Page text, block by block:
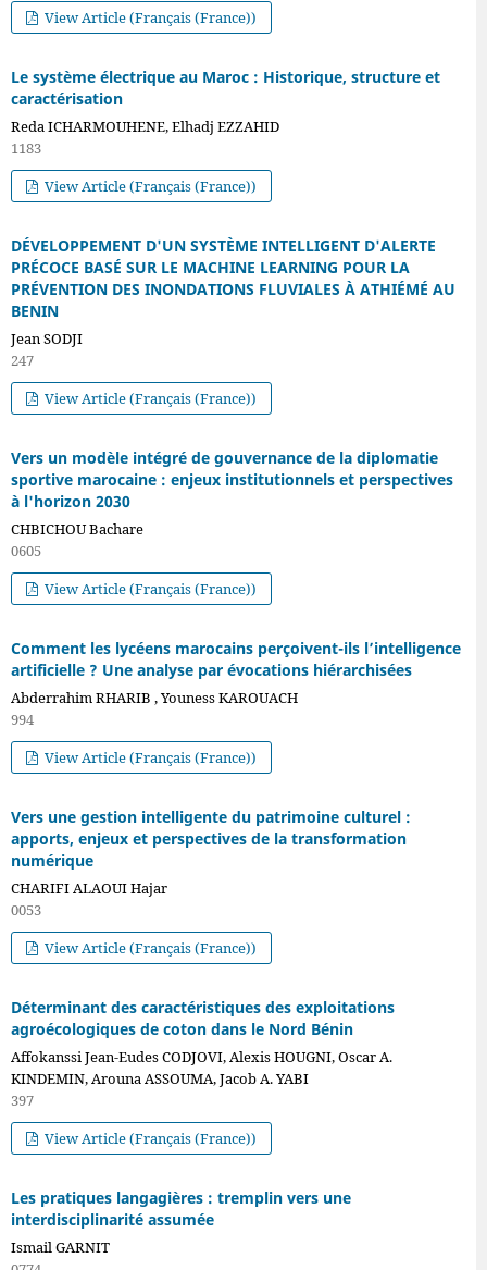
View Article (Français (France))
Le système électrique au Maroc : Historique, structure et
caractérisation
Reda ICHARMOUHENE, Elhadj EZZAHID
1183
View Article (Français (France))
DÉVELOPPEMENT D'UN SYSTÈME INTELLIGENT D'ALERTE
PRÉCOCE BASÉ SUR LE MACHINE LEARNING POUR LA
PRÉVENTION DES INONDATIONS FLUVIALES À ATHIÉMÉ AU
BENIN
Jean SODJI
247
View Article (Français (France))
Vers un modèle intégré de gouvernance de la diplomatie
sportive marocaine : enjeux institutionnels et perspectives
à l'horizon 2030
CHBICHOU Bachare
0605
View Article (Français (France))
Comment les lycéens marocains perçoivent-ils l’intelligence
artificielle ? Une analyse par évocations hiérarchisées
Abderrahim RHARIB , Youness KAROUACH
994
View Article (Français (France))
Vers une gestion intelligente du patrimoine culturel :
apports, enjeux et perspectives de la transformation
numérique
CHARIFI ALAOUI Hajar
0053
View Article (Français (France))
Déterminant des caractéristiques des exploitations
agroécologiques de coton dans le Nord Bénin
Affokanssi Jean-Eudes CODJOVI, Alexis HOUGNI, Oscar A.
KINDEMIN, Arouna ASSOUMA, Jacob A. YABI
397
View Article (Français (France))
Les pratiques langagières : tremplin vers une
interdisciplinarité assumée
Ismail GARNIT